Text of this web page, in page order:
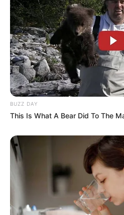
BUZZ DAY
This Is What A Bear Did To The